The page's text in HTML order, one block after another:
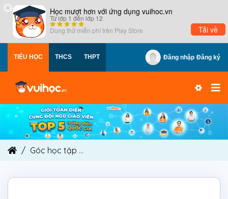
× Học mượt hơn với ứng dụng vuihoc.vn
Từ lớp 1 đến lớp 12
Dùng thử miễn phí trên Play Store Tải về
TIỂU HỌC THCS THPT Đăng nhập Đăng ký
Góc học tập